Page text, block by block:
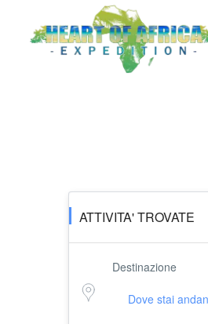
I tuoi risultati
ATTIVITA' TROVATE
Destinazione